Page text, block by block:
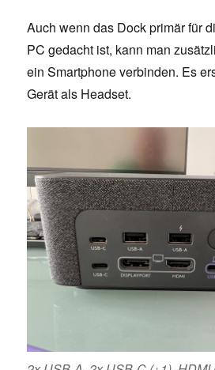
Auch wenn das Dock primär für
PC gedacht ist, kann man
ein Smartphone verbinden. Es
Gerät als Headset.